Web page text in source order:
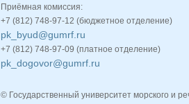
Приёмная комиссия:
+7 (812) 748-97-12 (бюджетное отделение)
pk_byud@gumrf.ru
+7 (812) 748-97-09 (платное отделение)
pk_dogovor@gumrf.ru
© Государственный университет морского и